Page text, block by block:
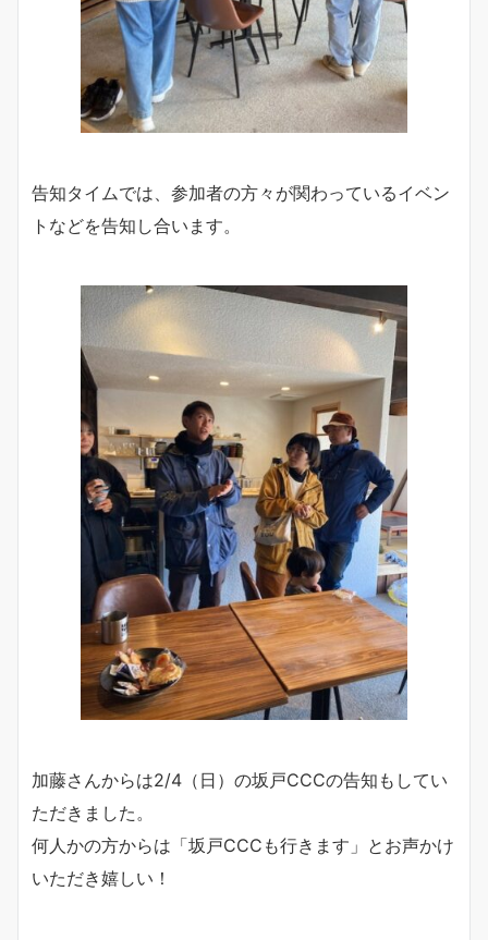
告知タイムでは、参加者の方々が関わっているイベン
トなどを告知し合います。
加藤さんからは2/4（日）の坂戸CCCの告知もしてい
ただきました。
何人かの方からは「坂戸CCCも行きます」とお声かけ
いただき嬉しい！